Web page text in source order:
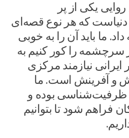
یکی از پر
دنیاست که هر نوع قصه‌ای
داد. ما باید آن را به خوبی
سرچشمه را کور کنیم به
نیازمند مرکزی
و آفرینش است. ما
ظرفیت‌شناسی بوده و
فراهم شود تا بتوانیم